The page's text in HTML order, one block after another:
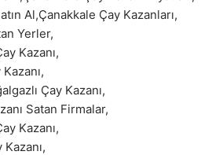
Al,Çanakkale Çay Kazanları,
Yerler,
Kazanı,
,
Çay Kazanı,
Satan Firmalar,
Kazanı,
Kazanı,